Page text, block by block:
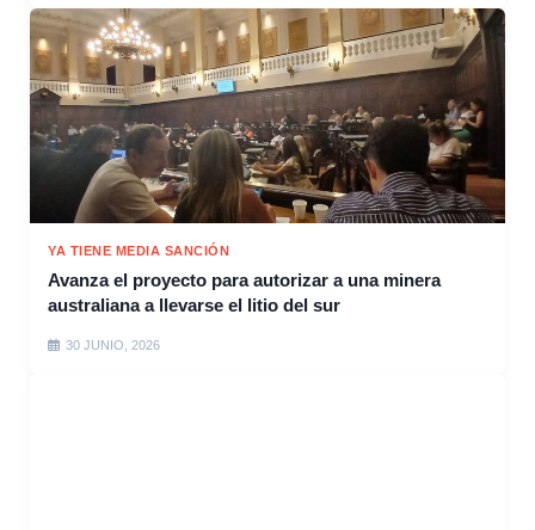
YA TIENE MEDIA SANCIÓN
Avanza el proyecto para autorizar a una minera
australiana a llevarse el litio del sur
30 JUNIO, 2026